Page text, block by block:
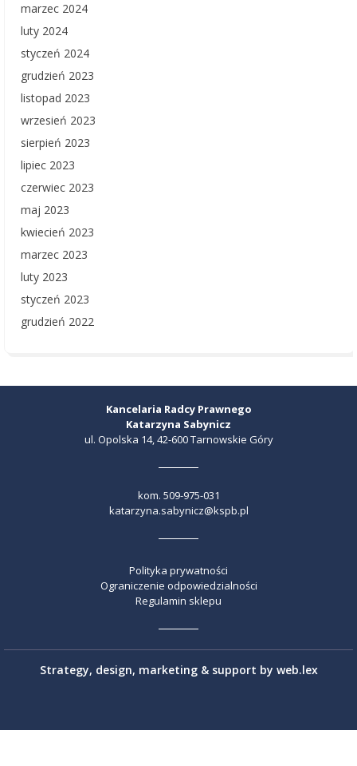
marzec 2024
luty 2024
styczeń 2024
grudzień 2023
listopad 2023
wrzesień 2023
sierpień 2023
lipiec 2023
czerwiec 2023
maj 2023
kwiecień 2023
marzec 2023
luty 2023
styczeń 2023
grudzień 2022
Kancelaria Radcy Prawnego
Katarzyna Sabynicz
ul. Opolska 14, 42-600 Tarnowskie Góry
kom. 509-975-031
katarzyna.sabynicz@kspb.pl
Polityka prywatności
Ograniczenie odpowiedzialności
Regulamin sklepu
Strategy, design, marketing & support by web.lex